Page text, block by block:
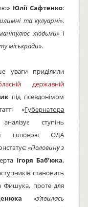
Юлії Сафтенко:
та кулуарні».
людьми» і
міськради».
уваги приділили
державній
під псевдонімом
«Губернатора
ступінь
головою ОДА
«Половину з
Ігоря Баб’юка,
становить
Фишука, проте для
«з’явилась